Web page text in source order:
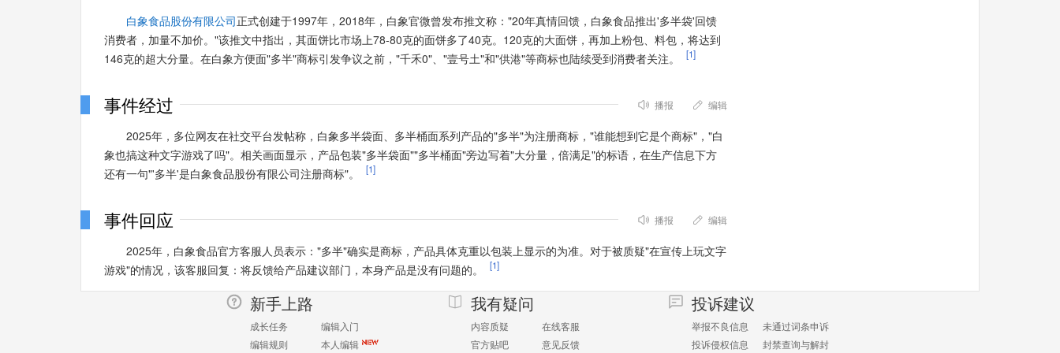
白象食品股份有限公司正式创建于1997年，2018年，白象官微曾发布推文称："20年真情回馈，白象食品推出'多半袋'回馈
消费者，加量不加价。"该推文中指出，其面饼比市场上78-80克的面饼多了40克。120克的大面饼，再加上粉包、料包，将达到
146克的超大分量。在白象方便面"多半"商标引发争议之前，"千禾0"、"壹号土"和"供港"等商标也陆续受到消费者关注。
[1]
事件经过 播报 编辑
2025年，多位网友在社交平台发帖称，白象多半袋面、多半桶面系列产品的"多半"为注册商标，"谁能想到它是个商标"，"白
象也搞这种文字游戏了吗"。相关画面显示，产品包装"多半袋面""多半桶面"旁边写着"大分量，倍满足"的标语，在生产信息下方
还有一句"'多半'是白象食品股份有限公司注册商标"。
[1]
事件回应 播报 编辑
2025年，白象食品官方客服人员表示："多半"确实是商标，产品具体克重以包装上显示的为准。对于被质疑"在宣传上玩文字
游戏"的情况，该客服回复：将反馈给产品建议部门，本身产品是没有问题的。
[1]
新手上路
成长任务
编辑入门
编辑规则
本人编辑
我有疑问
内容质疑
在线客服
官方贴吧
意见反馈
投诉建议
举报不良信息
未通过词条申诉
投诉侵权信息
封禁查询与解封